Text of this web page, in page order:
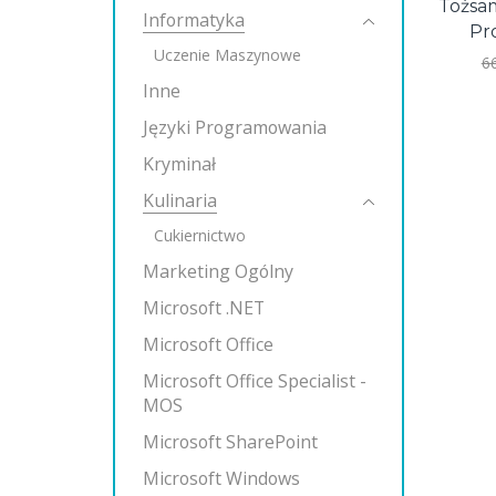
Informatyka
Uczenie Maszynowe
Inne
Języki Programowania
Kryminał
Kulinaria
Cukiernictwo
Marketing Ogólny
Microsoft .NET
Microsoft Office
Microsoft Office Specialist -
MOS
Microsoft SharePoint
Microsoft Windows